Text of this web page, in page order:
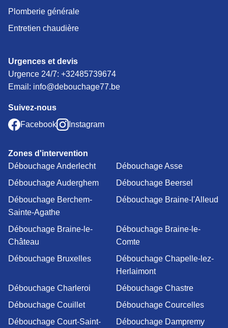
Plomberie générale
Entretien chaudière
Urgences et devis
Urgence 24/7: +32485739674
Email: info@debouchage77.be
Suivez-nous
Facebook
Instagram
Zones d'intervention
Débouchage Anderlecht
Débouchage Asse
Débouchage Auderghem
Débouchage Beersel
Débouchage Berchem-
Sainte-Agathe
Débouchage Braine-l'Alleud
Débouchage Braine-le-
Château
Débouchage Braine-le-
Comte
Débouchage Bruxelles
Débouchage Chapelle-lez-
Herlaimont
Débouchage Charleroi
Débouchage Chastre
Débouchage Couillet
Débouchage Courcelles
Débouchage Court-Saint-
Débouchage Dampremy